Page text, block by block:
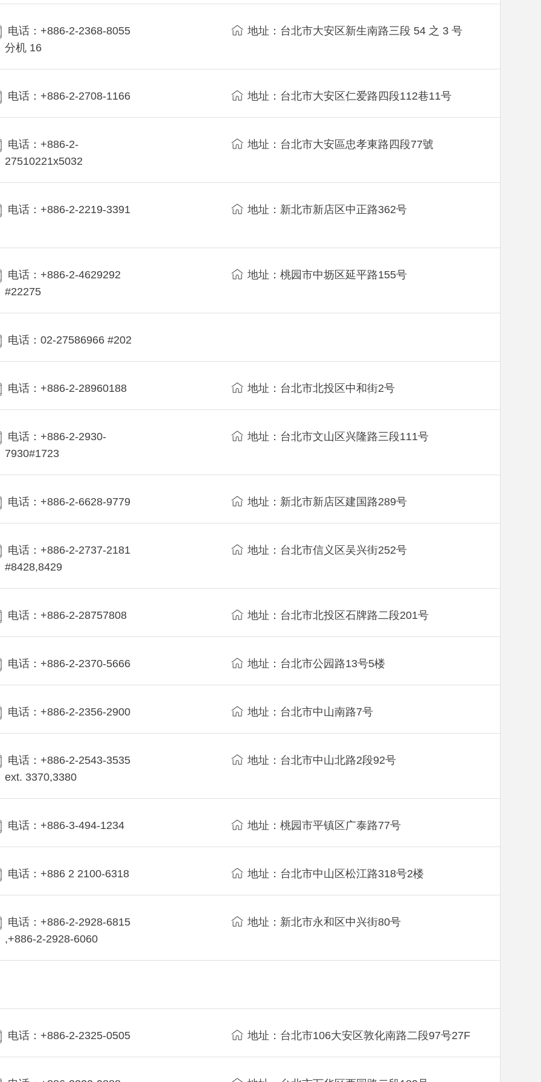
电话：+886-2-2368-8055
分机 16
地址：台北市大安区新生南路三段 54 之 3 号
电话：+886-2-2708-1166 地址：台北市大安区仁爱路四段112巷11号
电话：+886-2-
27510221x5032
地址：台北市大安區忠孝東路四段77號
电话：+886-2-2219-3391 地址：新北市新店区中正路362号
电话：+886-2-4629292
#22275
地址：桃园市中坜区延平路155号
电话：02-27586966 #202
电话：+886-2-28960188 地址：台北市北投区中和街2号
电话：+886-2-2930-
7930#1723
地址：台北市文山区兴隆路三段111号
电话：+886-2-6628-9779 地址：新北市新店区建国路289号
电话：+886-2-2737-2181
#8428,8429
地址：台北市信义区吴兴街252号
电话：+886-2-28757808 地址：台北市北投区石牌路二段201号
电话：+886-2-2370-5666 地址：台北市公园路13号5楼
电话：+886-2-2356-2900 地址：台北市中山南路7号
电话：+886-2-2543-3535
ext. 3370,3380
地址：台北市中山北路2段92号
电话：+886-3-494-1234 地址：桃园市平镇区广泰路77号
电话：+886 2 2100-6318 地址：台北市中山区松江路318号2楼
电话：+886-2-2928-6815
,+886-2-2928-6060
地址：新北市永和区中兴街80号
电话：+886-2-2325-0505 地址：台北市106大安区敦化南路二段97号27F